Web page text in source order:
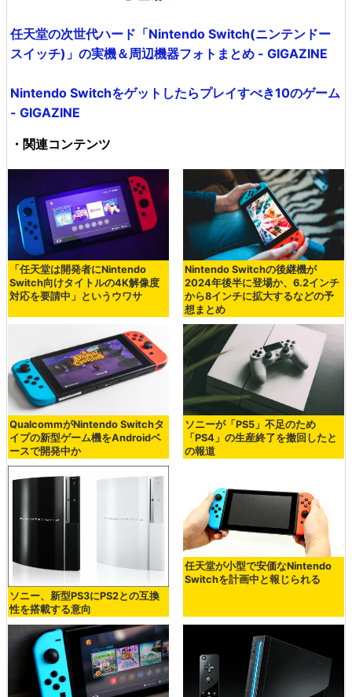
任天堂の次世代ハード「Nintendo Switch(ニンテンドー
スイッチ)」の実機＆周辺機器フォトまとめ - GIGAZINE
Nintendo Switchをゲットしたらプレイすべき10のゲーム
- GIGAZINE
・関連コンテンツ
「任天堂は開発者にNintendo
Switch向けタイトルの4K解像度
対応を要請中」というウワサ
Nintendo Switchの後継機が
2024年後半に登場か、6.2インチ
から8インチに拡大するなどの予
想まとめ
QualcommがNintendo Switchタ
イプの新型ゲーム機をAndroidベ
ースで開発中か
ソニーが「PS5」不足のため
「PS4」の生産終了を撤回したと
の報道
ソニー、新型PS3にPS2との互換
性を搭載する意向
任天堂が小型で安価なNintendo
Switchを計画中と報じられる